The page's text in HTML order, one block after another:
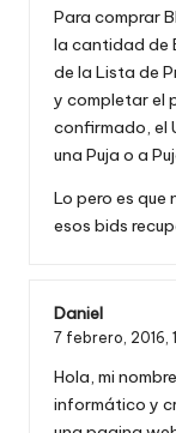
Para comprar
la cantidad de
de la Lista de
y completar el
confirmado, el
una Puja o a
Lo pero es
esos bids
Daniel
7 febrero, 2016,
Hola, mi
informático y